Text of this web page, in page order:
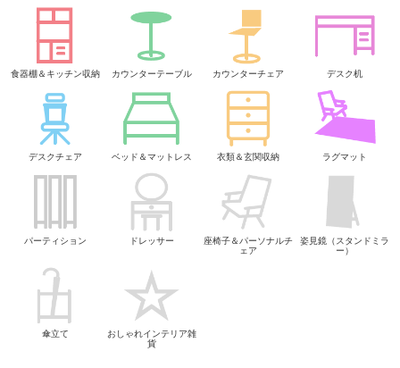
食器棚＆キッチン収納 カウンターテーブル カウンターチェア デスク机
デスクチェア ベッド＆マットレス 衣類＆玄関収納 ラグマット
パーティション ドレッサー
座椅子＆パーソナルチ
ェア
姿見鏡（スタンドミラ
ー）
傘立て
おしゃれインテリア雑
貨